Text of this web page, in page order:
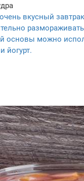
вкусный
основы можно
йогурт.